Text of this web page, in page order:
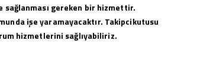
sağlanması gereken bir hizmettir.
işe yaramayacaktır. Takipcikutusu
hizmetlerini sağlıyabiliriz.